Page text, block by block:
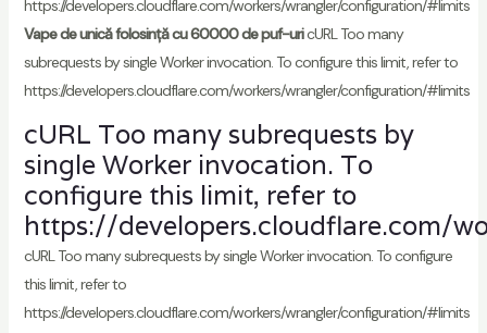
https://developers.cloudflare.com/workers/wrangler/configuration/#limits
Vape de unică folosință cu 60000 de puf-uricURL Too many
subrequests by single Worker invocation. To configure this limit, refer to
https://developers.cloudflare.com/workers/wrangler/configuration/#limits
cURL Too many subrequests by
single Worker invocation. To
configure this limit, refer to
https://developers.cloudflare.com/
cURL Too many subrequests by single Worker invocation. To configure
this limit, refer to
https://developers.cloudflare.com/workers/wrangler/configuration/#limits